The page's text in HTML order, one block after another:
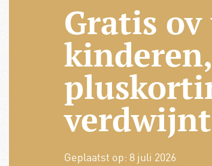
Gratis
Geplaatst op: 8 juli 2026